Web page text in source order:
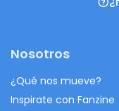
Nosotros
¿Qué nos mueve?
Inspirate con Fanzine